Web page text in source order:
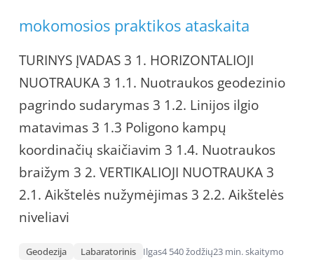
mokomosios praktikos ataskaita
TURINYS ĮVADAS 3 1. HORIZONTALIOJI
NUOTRAUKA 3 1.1. Nuotraukos geodezinio
pagrindo sudarymas 3 1.2. Linijos ilgio
matavimas 3 1.3 Poligono kampų
koordinačių skaičiavim 3 1.4. Nuotraukos
braižym 3 2. VERTIKALIOJI NUOTRAUKA 3
2.1. Aikštelės nužymėjimas 3 2.2. Aikštelės
niveliavi
Geodezija Labaratorinis Ilgas4 540 žodžių23 min. skaitymo